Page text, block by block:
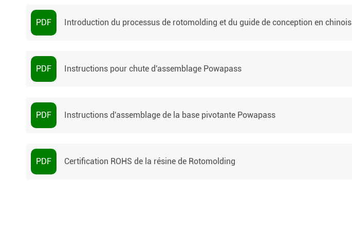
PDF Introduction du processus de rotomolding et du guide de conception en chinois
PDF Instructions pour chute d'assemblage Powapass
PDF Instructions d'assemblage de la base pivotante Powapass
PDF Certification ROHS de la résine de Rotomolding